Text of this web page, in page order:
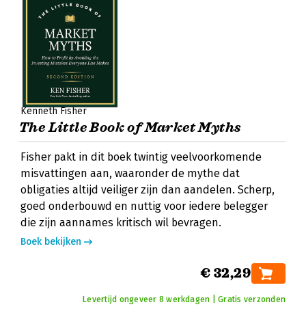
Kenneth Fisher
The Little Book of Market Myths
Fisher pakt in dit boek twintig veelvoorkomende
misvattingen aan, waaronder de mythe dat
obligaties altijd veiliger zijn dan aandelen. Scherp,
goed onderbouwd en nuttig voor iedere belegger
die zijn aannames kritisch wil bevragen.
Boek bekijken
€ 32,29
Levertijd ongeveer 8 werkdagen | Gratis verzonden